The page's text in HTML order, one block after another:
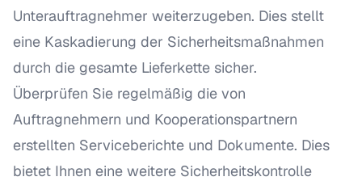
Unterauftragnehmer weiterzugeben. Dies stellt
eine Kaskadierung der Sicherheitsmaßnahmen
durch die gesamte Lieferkette sicher.
Überprüfen Sie regelmäßig die von
Auftragnehmern und Kooperationspartnern
erstellten Serviceberichte und Dokumente. Dies
bietet Ihnen eine weitere Sicherheitskontrolle